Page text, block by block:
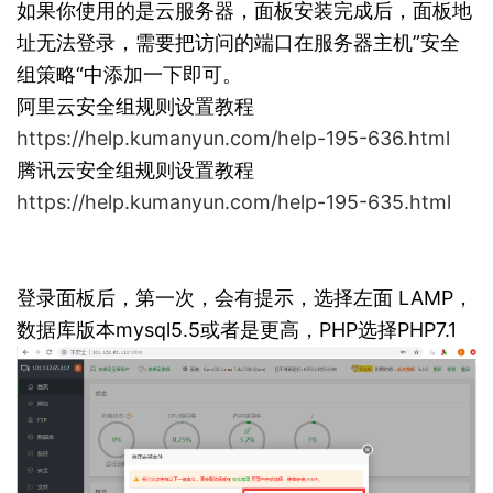
如果你使用的是云服务器，面板安装完成后，面板地
址无法登录，需要把访问的端口在服务器主机”安全
组策略“中添加一下即可。
阿里云安全组规则设置教程
https://help.kumanyun.com/help-195-636.html
腾讯云安全组规则设置教程
https://help.kumanyun.com/help-195-635.html
登录面板后，第一次，会有提示，选择左面 LAMP，
数据库版本mysql5.5或者是更高，PHP选择PHP7.1